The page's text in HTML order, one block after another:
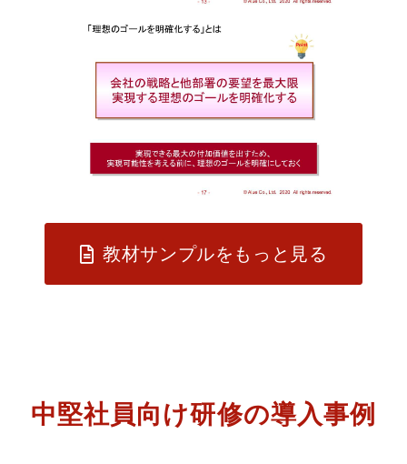
教材サンプルをもっと見る
中堅社員向け研修の導入事例